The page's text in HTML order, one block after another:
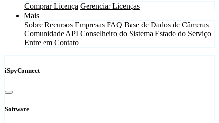
Comprar Licença Gerenciar Licenças
Mais
Sobre Recursos Empresas FAQ Base de Dados de Câmeras
Comunidade API Conselheiro do Sistema Estado do Serviço
Entre em Contato
iSpyConnect
Software